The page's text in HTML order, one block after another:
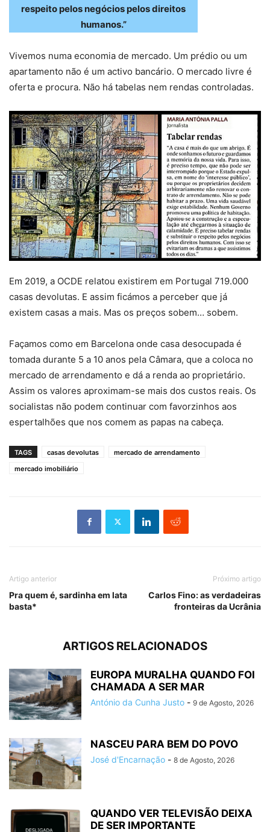
respeito pelos negócios pelos direitos
humanos.”
Vivemos numa economia de mercado. Um prédio ou um
apartamento não é um activo bancário. O mercado livre é
oferta e procura. Não há tabelas nem rendas controladas.
Em 2019, a OCDE relatou existirem em Portugal 719.000
casas devolutas. E assim ficámos a perceber que já
existem casas a mais. Mas os preços sobem… sobem.
Façamos como em Barcelona onde casa desocupada é
tomada durante 5 a 10 anos pela Câmara, que a coloca no
mercado de arrendamento e dá a renda ao proprietário.
Assim os valores aproximam-se mais dos custos reais. Os
socialistas não podem continuar com favorzinhos aos
espertalhões que nos comem as papas na cabeça.
TAGS casas devolutas
mercado de arrendamento
mercado imobiliário
Artigo anterior
Pra quem é, sardinha em lata
basta*
Próximo artigo
Carlos Fino: as verdadeiras
fronteiras da Ucrânia
ARTIGOS RELACIONADOS
EUROPA MURALHA QUANDO FOI
CHAMADA A SER MAR
António da Cunha Justo - 9 de Agosto, 2026
NASCEU PARA BEM DO POVO
José d'Encarnação - 8 de Agosto, 2026
QUANDO VER TELEVISÃO DEIXA
DE SER IMPORTANTE